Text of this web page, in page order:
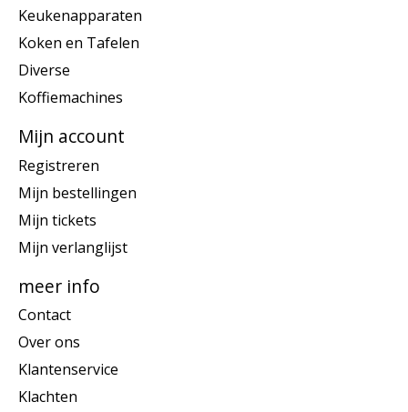
Keukenapparaten
Koken en Tafelen
Diverse
Koffiemachines
Mijn account
Registreren
Mijn bestellingen
Mijn tickets
Mijn verlanglijst
meer info
Contact
Over ons
Klantenservice
Klachten